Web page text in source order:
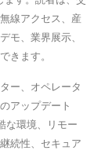
線アクセス、産
モ、業界展示、
きます。
ー、オペレータ
アップデート
な環境、リモー
続性、セキュア